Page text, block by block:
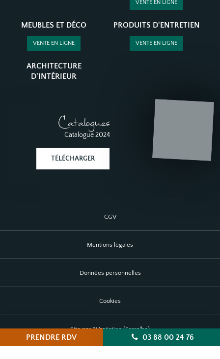
PRENDRE RDV 03 88 00 24 76
VENTE EN LIGNE
MEUBLES ET DÉCO
VENTE EN LIGNE
PRODUITS D'ENTRETIEN
VENTE EN LIGNE
ARCHITECTURE
D'INTÉRIEUR
Catalogues
Catalogue 2024
TÉLÉCHARGER
CGV
Mentions légales
Données personnelles
Cookies
Site par 2Vcréation (Sarralbe)